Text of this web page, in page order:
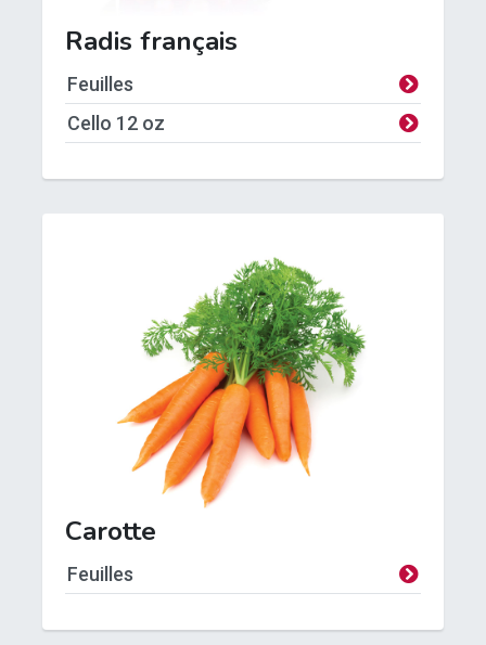
Radis français
Feuilles
Cello 1 2 oz
Carotte
Feuilles